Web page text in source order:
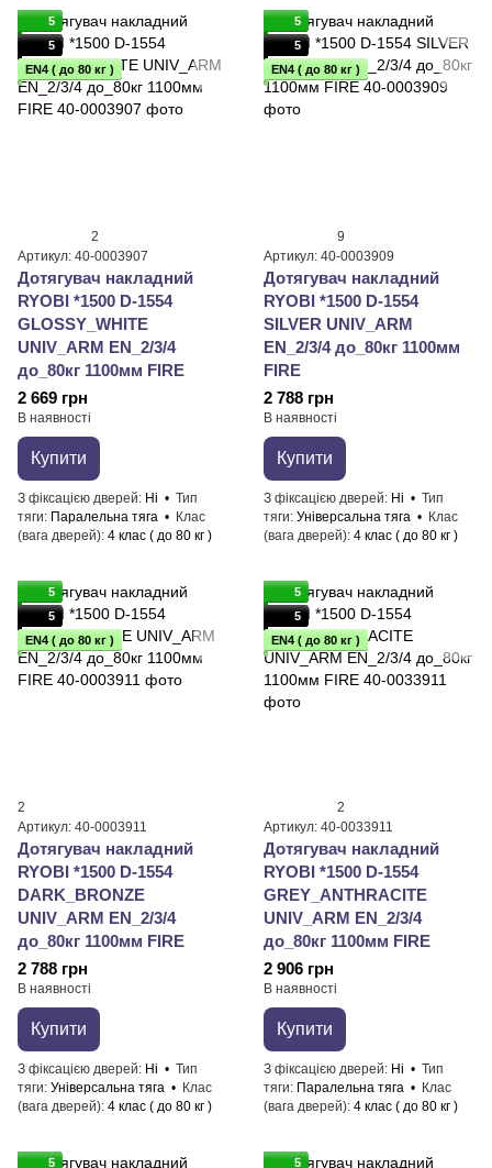
5
5
EN4 ( до 80 кг )
2
Артикул: 40-0003907
Дотягувач накладний
RYOBI *1500 D-1554
GLOSSY_WHITE
UNIV_ARM EN_2/3/4
до_80кг 1100мм FIRE
2 669 грн
В наявності
Купити
З фіксацією дверей Ні
Тип
тяги
Паралельна тяга
Клас
(вага дверей) 4 клас ( до 80 кг )
5
5
EN4 ( до 80 кг )
9
Артикул: 40-0003909
Дотягувач накладний
RYOBI *1500 D-1554
SILVER UNIV_ARM
EN_2/3/4 до_80кг 1100мм
FIRE
2 788 грн
В наявності
Купити
З фіксацією дверей Ні
Тип
тяги Універсальна тяга
Клас
(вага дверей) 4 клас ( до 80 кг )
5
5
EN4 ( до 80 кг )
2
Артикул: 40-0003911
Дотягувач накладний
RYOBI *1500 D-1554
DARK_BRONZE
UNIV_ARM EN_2/3/4
до_80кг 1100мм FIRE
2 788 грн
В наявності
Купити
З фіксацією дверей Ні
Тип
тяги Універсальна тяга
Клас
(вага дверей) 4 клас ( до 80 кг )
5
5
EN4 ( до 80 кг )
2
Артикул: 40-0033911
Дотягувач накладний
RYOBI *1500 D-1554
GREY_ANTHRACITE
UNIV_ARM EN_2/3/4
до_80кг 1100мм FIRE
2 906 грн
В наявності
Купити
З фіксацією дверей Ні
Тип
тяги
Паралельна тяга
Клас
(вага дверей) 4 клас ( до 80 кг )
5 5